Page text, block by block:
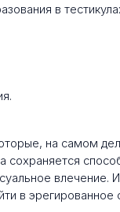
в
на самом
влечение.
в